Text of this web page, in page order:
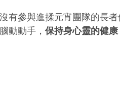
有參與進揉元宵團隊的長
動動手， 保持身心靈的健康